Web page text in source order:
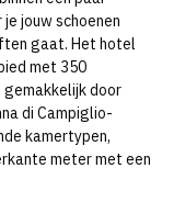
jouw schoenen
gaat. Het hotel
met 350
gemakkelijk door
di Campiglio-
kamertypen,
meter met een